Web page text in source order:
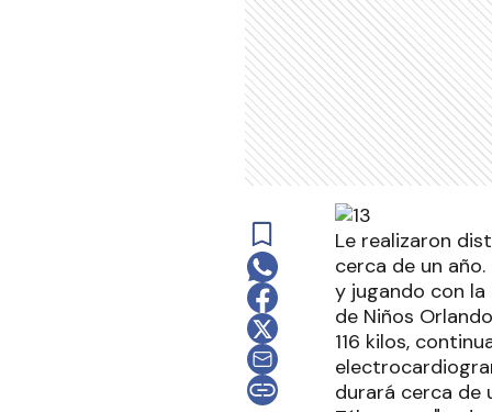
Le realizaron
cerca de un
y jugando con
de Niños
116 kilos,
durará cerca de